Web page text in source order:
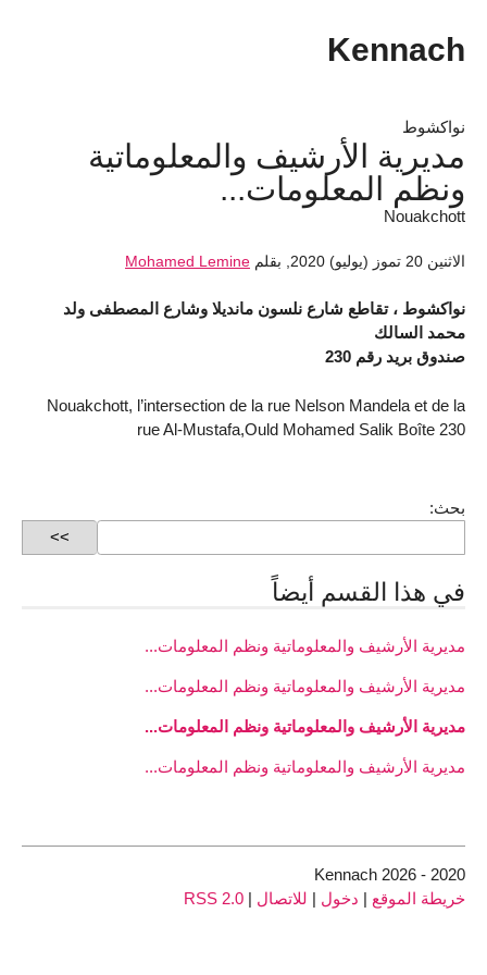
Kennach
نواكشوط
مديرية الأرشيف والمعلوماتية
ونظم المعلومات...
Nouakchott
الاثنين 20 تموز (يوليو) 2020 بقلم Mohamed Lemine
نواكشوط ، تقاطع شارع نلسون مانديلا وشارع المصطفى ولد
محمد السالك
صندوق بريد رقم 230
Nouakchott, l’intersection de la rue Nelson Mandela et de la
rue Al-Mustafa,Ould Mohamed Salik Boîte 230
بحث:
في هذا القسم أيضاً
مديرية الأرشيف والمعلوماتية ونظم المعلومات...
مديرية الأرشيف والمعلوماتية ونظم المعلومات...
مديرية الأرشيف والمعلوماتية ونظم المعلومات...
مديرية الأرشيف والمعلوماتية ونظم المعلومات...
2020 - 2026 Kennach
خريطة الموقع | دخول | للاتصال |
RSS 2.0